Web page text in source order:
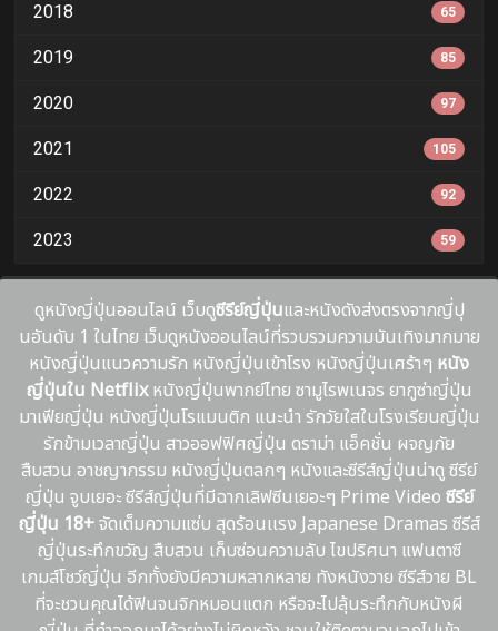
2018 65
2019 85
2020 97
2021 105
2022 92
2023 59
ดูหนังญี่ปุ่นออนไลน์ เว็บดูซีรีย์ญี่ปุ่นและหนังดังส่งตรงจากญี่ปุ
นอันดับ 1 ในไทย เว็บดูหนังออนไลน์ที่รวบรวมความบันเทิงมากมาย
หนังญี่ปุ่นแนวความรัก หนังญี่ปุ่นเข้าโรง หนังญี่ปุ่นเศร้าๆ หนัง
ญี่ปุ่นใน Netflixหนังญี่ปุ่นพากย์ไทย ซามูไรพเนจร ยากูซ่าญี่ปุ่น
มาเฟียญี่ปุ่น หนังญี่ปุ่นโรแมนติก แนะนํา รักวัยใสในโรงเรียนญี่ปุ่น
รักข้ามเวลาญี่ปุ่น สาวออฟฟิศญี่ปุ่น ดราม่า แอ็คชั่น ผจญภัย
สืบสวน อาชญากรรม หนังญี่ปุ่นตลกๆ หนังและซีรีส์ญี่ปุ่นน่าดู ซีรีย์
ญี่ปุ่น จูบเยอะ ซีรีส์ญี่ปุ่นที่มีฉากเลิฟซีนเยอะๆ Prime Video ซีรีย์
ญี่ปุ่น 18+จัดเต็มความแซ่บ สุดร้อนเเรง Japanese Dramas ซีรีส์
ญี่ปุ่นระทึกขวัญ สืบสวน เก็บซ่อนความลับ ไขปริศนา แฟนตาซี
เกมส์โชว์ญี่ปุ่น อีกทั้งยังมีความหลากหลาย ทังหนังวาย ซีรีส์วาย BL
ที่จะชวนคุณได้ฟินจนจิกหมอนแตก หรือจะไปลุ้นระทึกกับหนังผี